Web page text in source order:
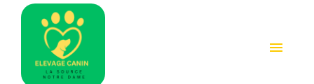
menu
Panneau de gestion des cookies